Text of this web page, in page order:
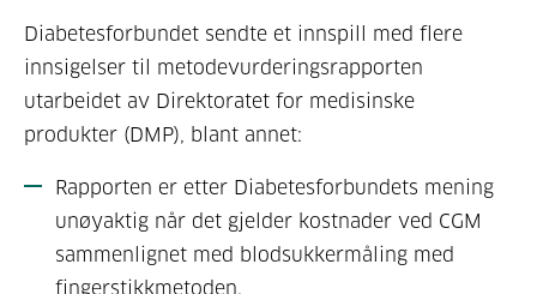
Diabetesforbundet sendte et innspill med flere
innsigelser til metodevurderingsrapporten
utarbeidet av Direktoratet for medisinske
produkter (DMP), blant annet:
Rapporten er etter Diabetesforbundets mening
unøyaktig når det gjelder kostnader ved CGM
sammenlignet med blodsukkermåling med
fingerstikkmetoden.